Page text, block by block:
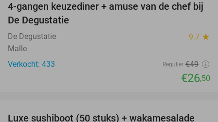
46%
4-gangen keuzediner + amuse van de chef bij
De Degustatie
De Degustatie 9.7 star
Malle
Verkocht: 433
Regulier €49
€26,50
Luxe sushiboot (50 stuks) + wakamesalade